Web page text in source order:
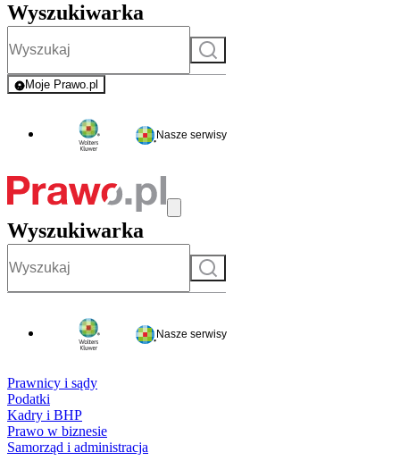
Wyszukiwarka
Szukaj
Moje Prawo.pl
- rejestracja i logowanie do serwisu
Nasze serwisy
Wyszukiwarka
Szukaj
Nasze serwisy
Prawnicy i sądy
Podatki
Kadry i BHP
Prawo w biznesie
Samorząd i administracja